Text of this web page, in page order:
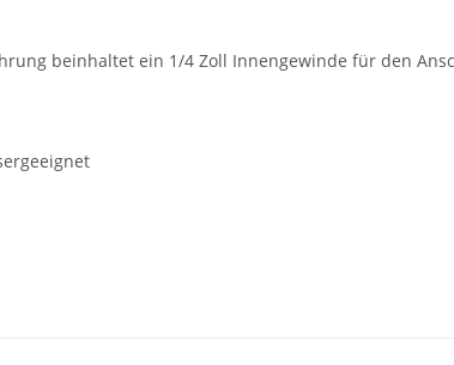
beinhaltet ein 1/4 Zoll Innengewinde für den